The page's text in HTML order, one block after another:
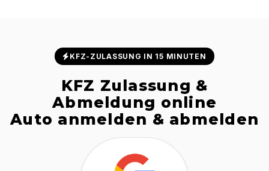
KFZ-ZULASSUNG IN 15 MINUTEN
KFZ Zulassung &
Abmeldung online
Auto anmelden & abmelden